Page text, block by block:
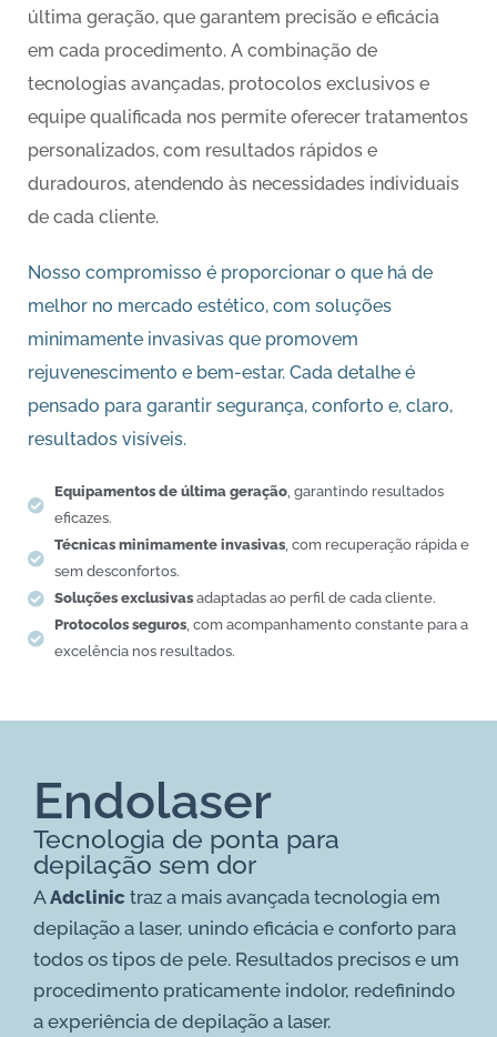
última geração, que garantem precisão e eficácia
em cada procedimento. A combinação de
tecnologias avançadas, protocolos exclusivos e
equipe qualificada nos permite oferecer tratamentos
personalizados, com resultados rápidos e
duradouros, atendendo às necessidades individuais
de cada cliente.
Nosso compromisso é proporcionar o que há de
melhor no mercado estético, com soluções
minimamente invasivas que promovem
rejuvenescimento e bem-estar. Cada detalhe é
pensado para garantir segurança, conforto e, claro,
resultados visíveis.
Equipamentos de última geração, garantindo resultados
eficazes.
Técnicas minimamente invasivas, com recuperação rápida e
sem desconfortos.
Soluções exclusivasadaptadas ao perfil de cada cliente.
Protocolos seguros, com acompanhamento constante para a
excelência nos resultados.
Endolaser
Tecnologia de ponta para
depilação sem dor
AAdclinic traz a mais avançada tecnologia em
depilação a laser, unindo eficácia e conforto para
todos os tipos de pele. Resultados precisos e um
procedimento praticamente indolor, redefinindo
a experiência de depilação a laser.